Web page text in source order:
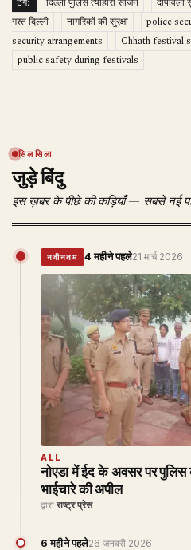
गश्त दिल्ली
नागरिकों की सुरक्षा police
security arrangements
Chhath festival
public safety during festivals
सिलसिला
जुड़े बिंदु
इस ख़बर के पीछे की कड़ियाँ — सबसे नई
नवीनतम 4 महीने पहले21 मार्च 2026
ALL
नोएडा में ईद के अवसर पर पुलिस
भाईचारे की अपील
द्वारा राष्ट्र प्रेस
6 महीने पहले26 जनवरी 2026